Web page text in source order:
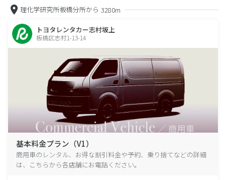
理化学研究所板橋分所から 3280m
トヨタレンタカー志村坂上
板橋区志村1-13-14
基本料金プラン（V1）
商用車のレンタル、お得な割引料金や予約、乗り捨てなどの詳細
は、こちらから各店舗にお電話ください。